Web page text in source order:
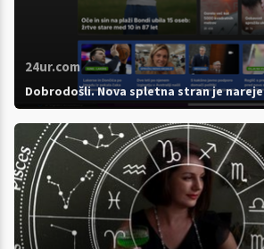
24ur.com
Dobrodošli. Nova spletna stran je